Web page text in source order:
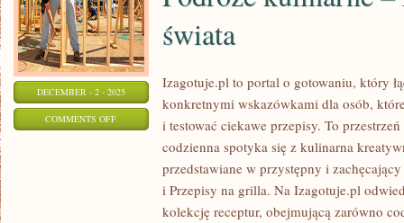
DECEMBER - 2 - 2025
COMMENTS OFFON
świata
Izagotuje.pl to portal o gotowaniu, który
konkretnymi wskazówkami dla osób,
i testować ciekawe przepisy. To
codzienna spotyka się z kulinarna
przedstawiane w przystępny i
i Przepisy na grilla. Na Izagotuje.pl
kolekcję receptur, obejmującą zarówno